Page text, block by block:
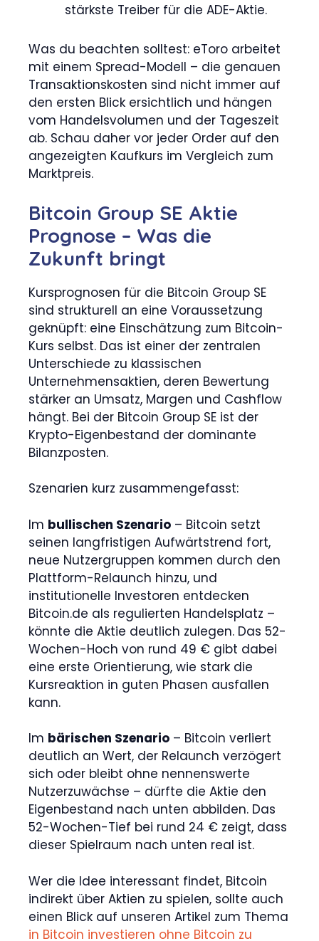
stärkste Treiber für die ADE-Aktie.
Was du beachten solltest: eToro arbeitet
mit einem Spread-Modell – die genauen
Transaktionskosten sind nicht immer auf
den ersten Blick ersichtlich und hängen
vom Handelsvolumen und der Tageszeit
ab. Schau daher vor jeder Order auf den
angezeigten Kaufkurs im Vergleich zum
Marktpreis.
Bitcoin Group SE Aktie
Prognose – Was die
Zukunft bringt
Kursprognosen für die Bitcoin Group SE
sind strukturell an eine Voraussetzung
geknüpft: eine Einschätzung zum Bitcoin-
Kurs selbst. Das ist einer der zentralen
Unterschiede zu klassischen
Unternehmensaktien, deren Bewertung
stärker an Umsatz, Margen und Cashflow
hängt. Bei der Bitcoin Group SE ist der
Krypto-Eigenbestand der dominante
Bilanzposten.
Szenarien kurz zusammengefasst:
Im bullischen Szenario – Bitcoin setzt
seinen langfristigen Aufwärtstrend fort,
neue Nutzergruppen kommen durch den
Plattform-Relaunch hinzu, und
institutionelle Investoren entdecken
Bitcoin.de als regulierten Handelsplatz –
könnte die Aktie deutlich zulegen. Das 52-
Wochen-Hoch von rund 49 € gibt dabei
eine erste Orientierung, wie stark die
Kursreaktion in guten Phasen ausfallen
kann.
Im bärischen Szenario – Bitcoin verliert
deutlich an Wert, der Relaunch verzögert
sich oder bleibt ohne nennenswerte
Nutzerzuwächse – dürfte die Aktie den
Eigenbestand nach unten abbilden. Das
52-Wochen-Tief bei rund 24 € zeigt, dass
dieser Spielraum nach unten real ist.
Wer die Idee interessant findet, Bitcoin
indirekt über Aktien zu spielen, sollte auch
einen Blick auf unseren Artikel zum Thema
in Bitcoin investieren ohne Bitcoin zu